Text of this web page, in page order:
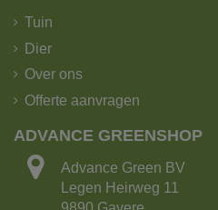
Tuin
Dier
Over ons
Offerte aanvragen
ADVANCE GREENSHOP
Advance Green BV
Legen Heirweg 11